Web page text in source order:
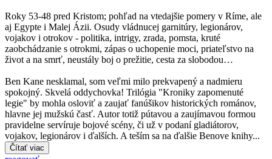
Roky 53-48 pred Kristom; pohľad na vtedajšie pomery v Ríme, ale
aj Egypte i Malej Ázii. Osudy vládnucej garnitúry, legionárov,
vojakov i otrokov - politika, intrigy, zrada, pomsta, kruté
zaobchádzanie s otrokmi, zápas o uchopenie moci, priateľstvo na
život a na smrť, neustály boj o prežitie, cesta za slobodou…
Ben Kane nesklamal, som veľmi milo prekvapený a nadmieru
spokojný. Skvelá oddychovka! Trilógia "Kroniky zapomenuté
legie" by mohla osloviť a zaujať fanúšikov historických románov,
hlavne jej mužskú časť. Autor totiž pútavou a zaujímavou formou
pravidelne servíruje bojové scény, či už v podaní gladiátorov,
vojakov, legionárov i ďalších. A teším sa na ďalšie Benove knihy...
Čítať viac